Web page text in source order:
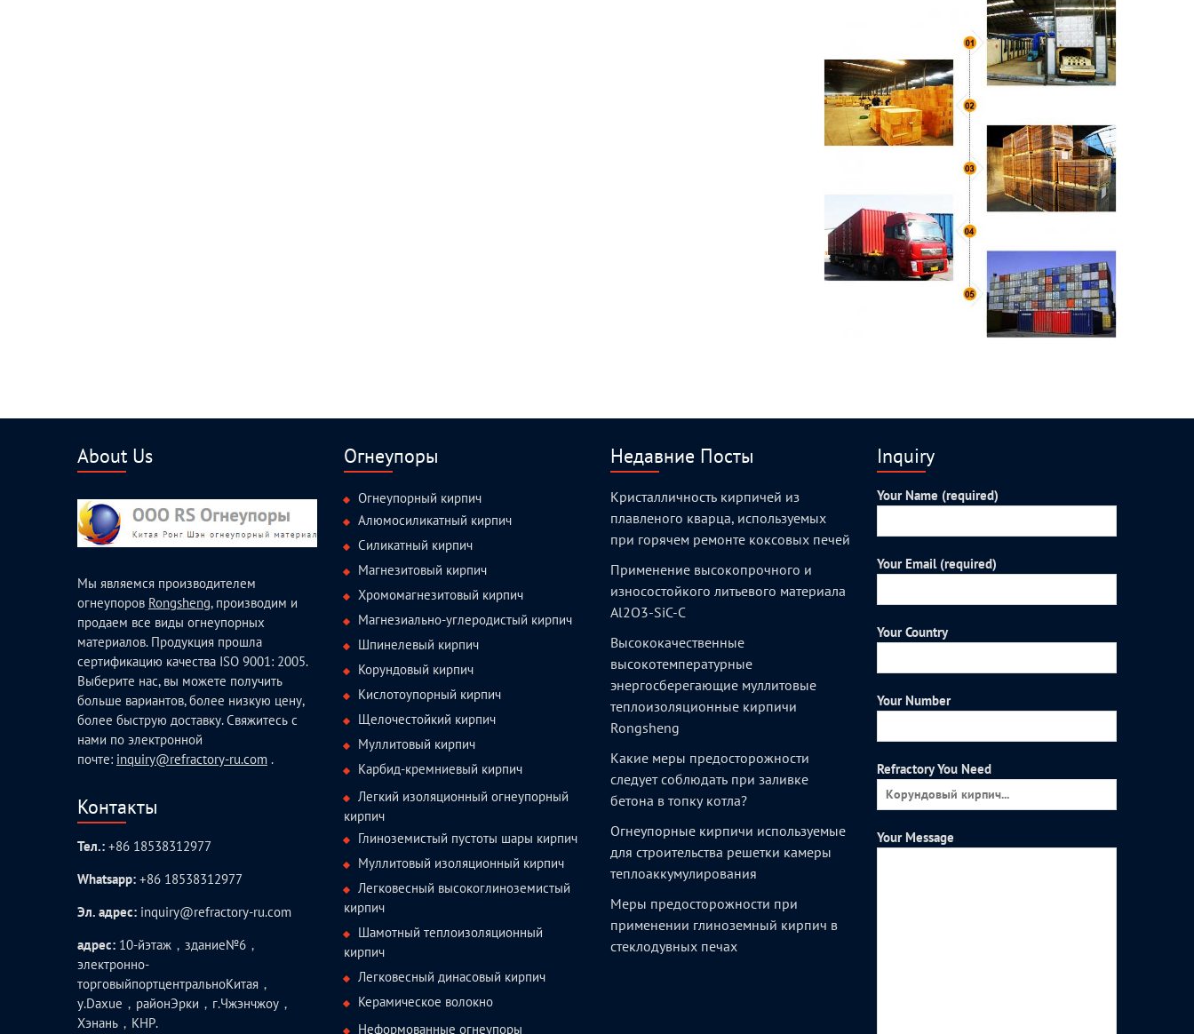
About Us
Мы являемся производителем
огнеупоров Rongsheng, производим и
продаем все виды огнеупорных
материалов. Продукция прошла
сертификацию качества ISO 9001: 2005.
Выберите нас, вы можете получить
больше вариантов, более низкую цену,
более быструю доставку. Свяжитесь с
нами по электронной
почте: inquiry@refractory-ru.com .
Контакты
Тел.: +86 18538312977
Whatsapp: +86 18538312977
Эл. адрес: inquiry@refractory-ru.com
адрес: 10-йэтаж，здание№6，
электронно-
торговыйпортцентральноКитая，
у.Daxue，районЭрки，г.Чжэнчжоу，
Хэнань，КНР.
Огнеупоры
Огнеупорный кирпич
Алюмосиликатный кирпич
Силикатный кирпич
Магнезитовый кирпич
Хромомагнезитовый кирпич
Магнезиально-углеродистый кирпич
Шпинелевый кирпич
Корундовый кирпич
Кислотоупорный кирпич
Щелочестойкий кирпич
Муллитовый кирпич
Карбид-кремниевый кирпич
Легкий изоляционный огнеупорный
кирпич
Глиноземистый пустоты шары кирпич
Муллитовый изоляционный кирпич
Легковесный высокоглиноземистый
кирпич
Шамотный теплоизоляционный
кирпич
Легковесный динасовый кирпич
Керамическое волокно
Неформованные огнеупоры
Недавние Посты
Кристалличность кирпичей из
плавленого кварца, используемых
при горячем ремонте коксовых печей
Применение высокопрочного и
износостойкого литьевого материала
Al2O3-SiC-C
Высококачественные
высокотемпературные
энергосберегающие муллитовые
теплоизоляционные кирпичи
Rongsheng
Какие меры предосторожности
следует соблюдать при заливке
бетона в топку котла?
Огнеупорные кирпичи используемые
для строительства решетки камеры
теплоаккумулирования
Меры предосторожности при
применении глиноземный кирпич в
стеклодувных печах
Inquiry
Your Name (required)
Your Email (required)
Your Country
Your Number
Refractory You Need
Your Message